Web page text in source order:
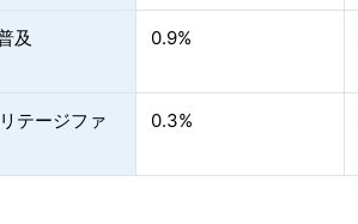
及 0.9%
テージファ
0.3%